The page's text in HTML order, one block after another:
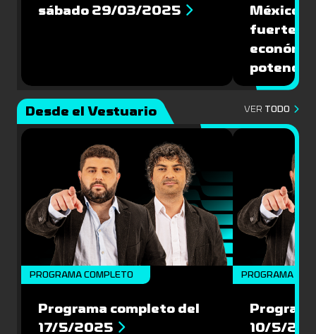
sábado 29/03/2025
México:
fuerte
Desde el Vestuario VER TODO
PROGRAMA COMPLETO
Programa completo del
17/5/2025
PROGRAMA
10/5/